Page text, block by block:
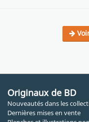
Originaux de BD
Nouveautés dans les
Dernières mises en vente